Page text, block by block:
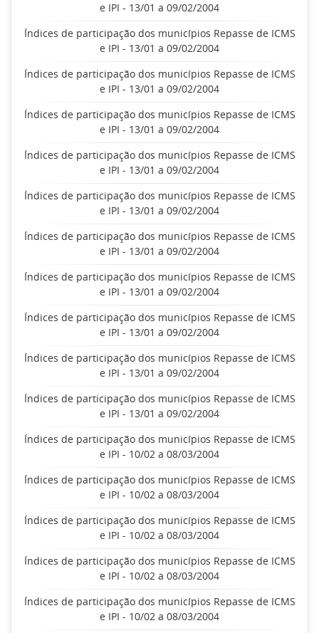
e IPI - 13/01 a 09/02/2004
Índices de participação dos municípios Repasse de ICMS
e IPI - 13/01 a 09/02/2004
Índices de participação dos municípios Repasse de ICMS
e IPI - 13/01 a 09/02/2004
Índices de participação dos municípios Repasse de ICMS
e IPI - 13/01 a 09/02/2004
Índices de participação dos municípios Repasse de ICMS
e IPI - 13/01 a 09/02/2004
Índices de participação dos municípios Repasse de ICMS
e IPI - 13/01 a 09/02/2004
Índices de participação dos municípios Repasse de ICMS
e IPI - 13/01 a 09/02/2004
Índices de participação dos municípios Repasse de ICMS
e IPI - 13/01 a 09/02/2004
Índices de participação dos municípios Repasse de ICMS
e IPI - 13/01 a 09/02/2004
Índices de participação dos municípios Repasse de ICMS
e IPI - 13/01 a 09/02/2004
Índices de participação dos municípios Repasse de ICMS
e IPI - 13/01 a 09/02/2004
Índices de participação dos municípios Repasse de ICMS
e IPI - 10/02 a 08/03/2004
Índices de participação dos municípios Repasse de ICMS
e IPI - 10/02 a 08/03/2004
Índices de participação dos municípios Repasse de ICMS
e IPI - 10/02 a 08/03/2004
Índices de participação dos municípios Repasse de ICMS
e IPI - 10/02 a 08/03/2004
Índices de participação dos municípios Repasse de ICMS
e IPI - 10/02 a 08/03/2004